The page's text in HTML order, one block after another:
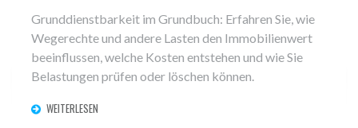
Grunddienstbarkeit im Grundbuch: Erfahren Sie, wie
Wegerechte und andere Lasten den Immobilienwert
beeinflussen, welche Kosten entstehen und wie Sie
Belastungen prüfen oder löschen können.
WEITERLESEN